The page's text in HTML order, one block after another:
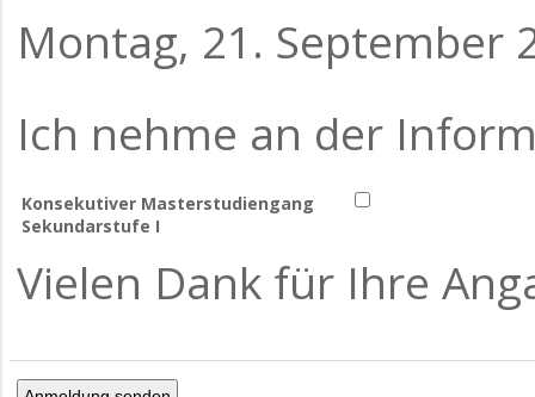
Montag, 21. September
Ich nehme an der
Konsekutiver Masterstudiengang
Sekundarstufe I
Vielen Dank für Ihre